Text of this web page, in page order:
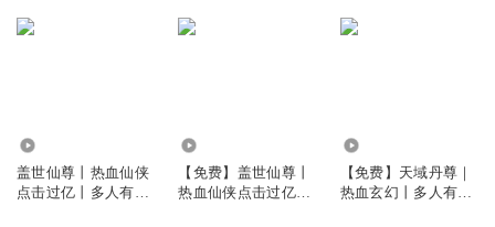
盖世仙尊丨热血仙侠
点击过亿丨多人有声
【免费】盖世仙尊丨
热血仙侠点击过亿丨
【免费】天域丹尊｜
热血玄幻丨多人有声